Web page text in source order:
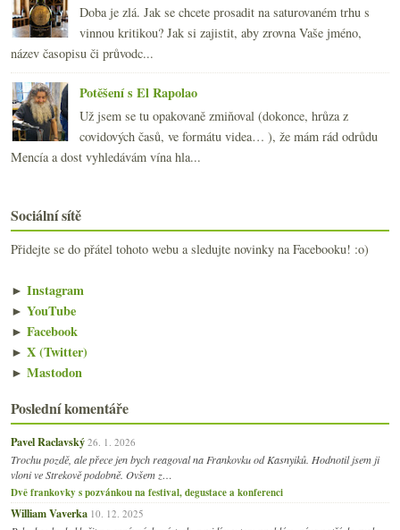
Doba je zlá. Jak se chcete prosadit na saturovaném trhu s
vinnou kritikou? Jak si zajistit, aby zrovna Vaše jméno,
název časopisu či průvodc...
Potěšení s El Rapolao
Už jsem se tu opakovaně zmiňoval (dokonce, hrůza z
covidových časů, ve formátu videa… ), že mám rád odrůdu
Mencía a dost vyhledávám vína hla...
Sociální sítě
Přidejte se do přátel tohoto webu a sledujte novinky na Facebooku! :o)
► Instagram
► YouTube
► Facebook
► X (Twitter)
► Mastodon
Poslední komentáře
Pavel Raclavský 26. 1. 2026
Trochu pozdě, ale přece jen bych reagoval na Frankovku od Kasnyiků. Hodnotil jsem ji
vloni ve Strekově podobně. Ovšem z…
Dvě frankovky s pozvánkou na festival, degustace a konferenci
William Vaverka 10. 12. 2025